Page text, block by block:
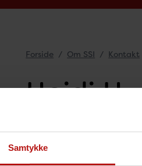
Samtykke
Forside Om SSI Kontakt
Heidi